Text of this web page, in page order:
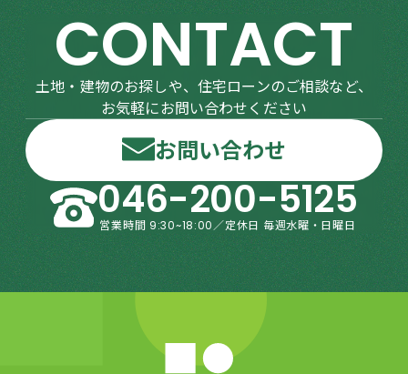
CONTACT
土地・建物のお探しや、住宅ローンのご相談など、
お気軽にお問い合わせください
お問い合わせ
046-200-5125
営業時間 9:30~18:00／定休日 毎週水曜・日曜日